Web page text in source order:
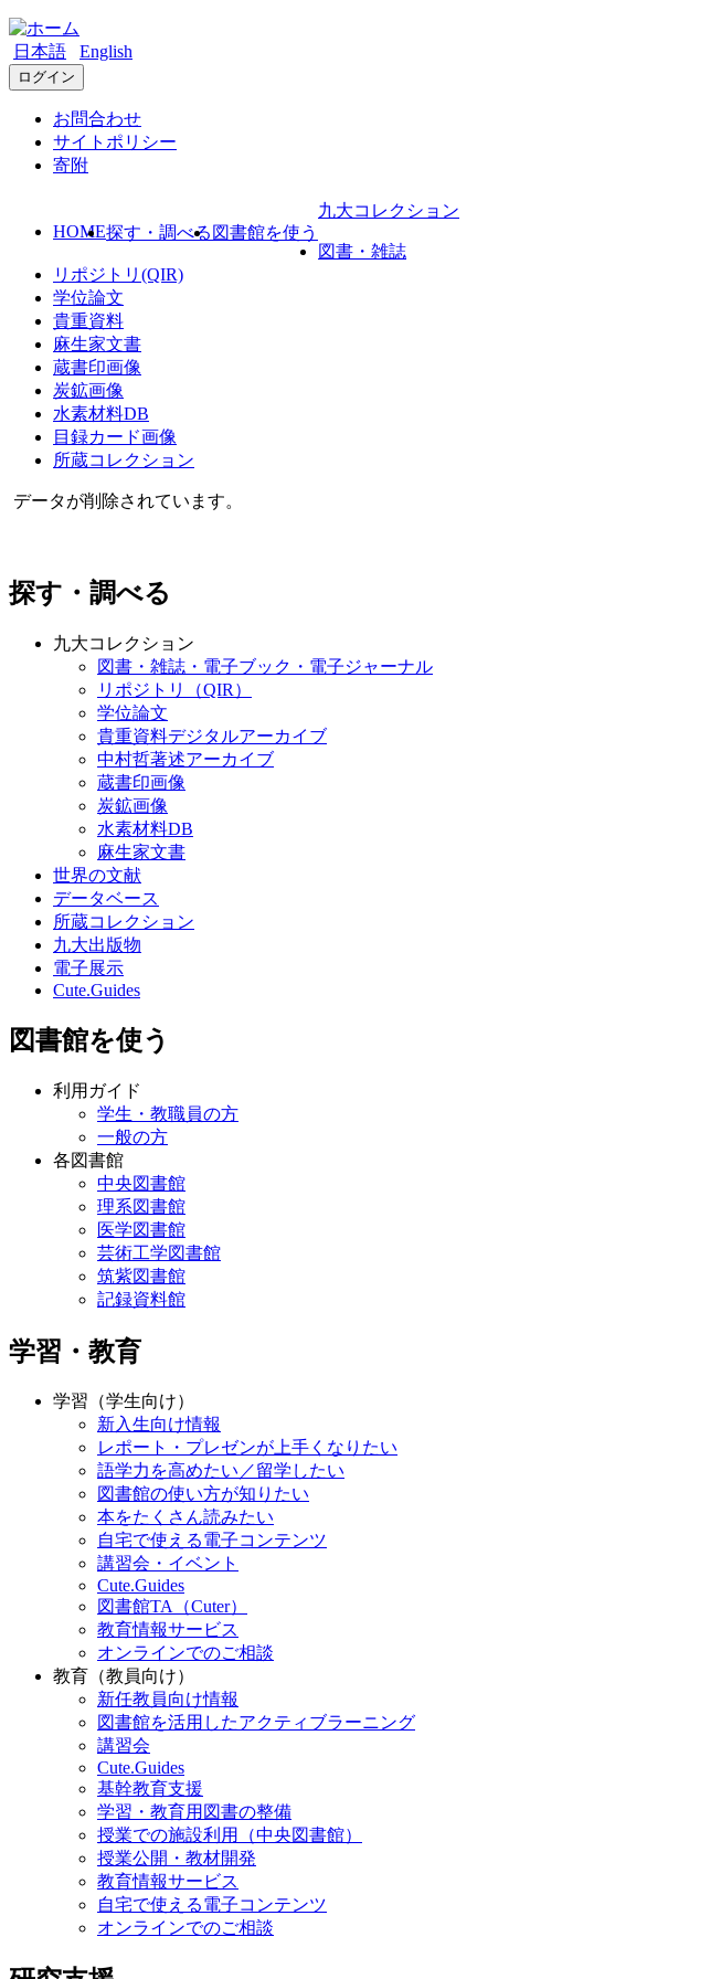
日本語 English
ログイン
お問合わせ
サイトポリシー
寄附
HOME探す・調べる 図書館を使う
九大コレクション
図書・雑誌
リポジトリ(QIR)
学位論文
貴重資料
麻生家文書
蔵書印画像
炭鉱画像
水素材料DB
目録カード画像
所蔵コレクション
データが削除されています。
探す・調べる
九大コレクション
図書・雑誌・電子ブック・電子ジャーナル
リポジトリ（QIR）
学位論文
貴重資料デジタルアーカイブ
中村哲著述アーカイブ
蔵書印画像
炭鉱画像
水素材料DB
麻生家文書
世界の文献
データベース
所蔵コレクション
九大出版物
電子展示
Cute.Guides
図書館を使う
利用ガイド
学生・教職員の方
一般の方
各図書館
中央図書館
理系図書館
医学図書館
芸術工学図書館
筑紫図書館
記録資料館
学習・教育
学習（学生向け）
新入生向け情報
レポート・プレゼンが上手くなりたい
語学力を高めたい／留学したい
図書館の使い方が知りたい
本をたくさん読みたい
自宅で使える電子コンテンツ
講習会・イベント
Cute.Guides
図書館TA（Cuter）
教育情報サービス
オンラインでのご相談
教育（教員向け）
新任教員向け情報
図書館を活用したアクティブラーニング
講習会
Cute.Guides
基幹教育支援
学習・教育用図書の整備
授業での施設利用（中央図書館）
授業公開・教材開発
教育情報サービス
自宅で使える電子コンテンツ
オンラインでのご相談